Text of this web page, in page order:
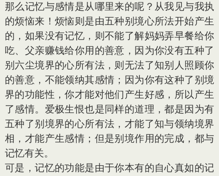
那么记忆与感情是从哪里来的呢？从我见与我执
的烦恼来！烦恼则是由五种别境心所法开始产生
的，如果没有记忆，则不能了解妈妈弄早餐给你
吃、父亲赚钱给你用的善意，因为你没有五种了
别六尘境界的心所有法，则无法了知别人照顾你
的善意，不能领纳其感情；因为你有这种了别境
界的功能性，你才能对他们产生好感，所以产生
了感情。爱极生恨也是同样的道理，都是因为有
五种了别境界的心所有法，才能了知与领纳境界
相，才能产生感情；但是别境作用的完成，都与
记忆有关。
可是，记忆的功能是由于你本有的自心真如的记